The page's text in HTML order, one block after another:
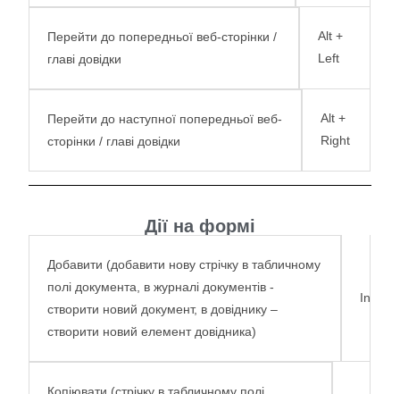
Перейти до попередньої веб-сторінки /
главі довідки
Alt +
Left
Перейти до наступної попередньої веб-
сторінки / главі довідки
Alt +
Right
Дії на формі
Добавити (добавити нову стрічку в табличному
полі документа, в журналі документів -
створити новий документ, в довіднику –
створити новий елемент довідника)
Ins
Копіювати (стрічку в табличному полі